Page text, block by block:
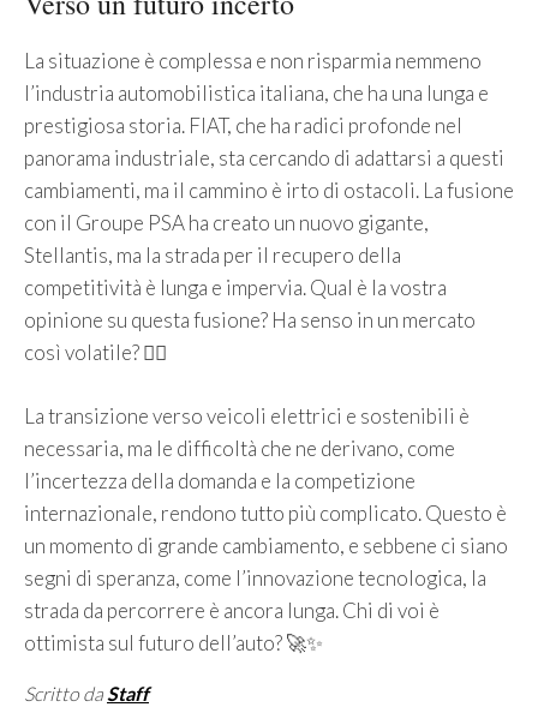
La situazione è complessa e non risparmia nemmeno
l’industria automobilistica italiana, che ha una lunga e
prestigiosa storia. FIAT, che ha radici profonde nel
panorama industriale, sta cercando di adattarsi a questi
cambiamenti, ma il cammino è irto di ostacoli. La fusione
con il Groupe PSA ha creato un nuovo gigante,
Stellantis, ma la strada per il recupero della
competitività è lunga e impervia. Qual è la vostra
opinione su questa fusione? Ha senso in un mercato
così volatile? 🤷‍♀️
La transizione verso veicoli elettrici e sostenibili è
necessaria, ma le difficoltà che ne derivano, come
l’incertezza della domanda e la competizione
internazionale, rendono tutto più complicato. Questo è
un momento di grande cambiamento, e sebbene ci siano
segni di speranza, come l’innovazione tecnologica, la
strada da percorrere è ancora lunga. Chi di voi è
ottimista sul futuro dell’auto? 🚀✨
Scritto da Staff